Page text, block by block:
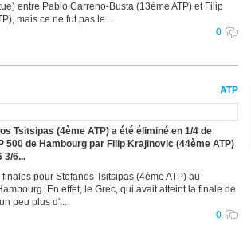
entre Pablo Carreno-Busta (13ème ATP) et Filip
mais ce ne fut pas le...
0
ATP
Tsitsipas (4ème ATP) a été éliminé en 1/4 de
500 de Hambourg par Filip Krajinovic (44ème ATP)
3/6...
finales pour Stefanos Tsitsipas (4ème ATP) au
En effet, le Grec, qui avait atteint la finale de
peu plus d'...
0